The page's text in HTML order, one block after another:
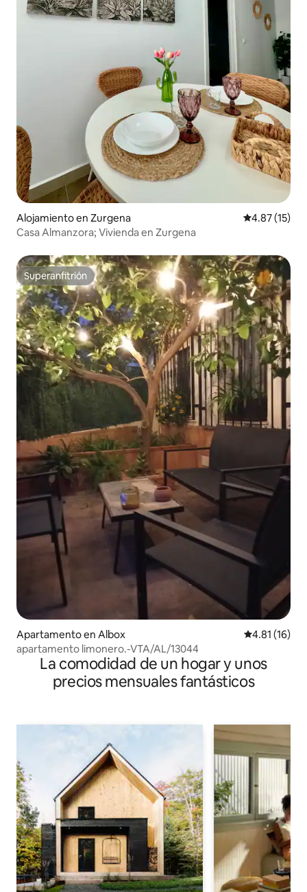
Alojamiento en Zurgena Calificación
4.87 (15)
Casa Almanzora; Vivienda en Zurgena
Superanfitrión
Superanfitrión
Apartamento en Albox Calificación
4.81 (16)
apartamento limonero.-VTA/AL/13044
La comodidad de un hogar y unos
precios mensuales fantásticos